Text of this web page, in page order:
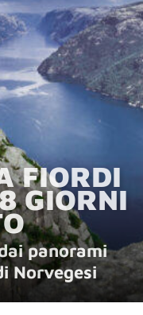
FIORDI
GIORNI
panorami
Norvegesi